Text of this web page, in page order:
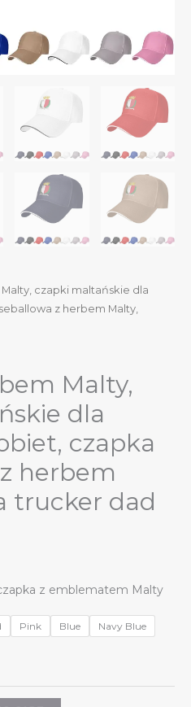
czapki maltańskie dla
z herbem Malty,
Malty,
dla
czapka
herbem
trucker dad
z emblematem Malty
Pink Blue
Navy Blue